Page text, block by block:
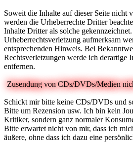
Soweit die Inhalte auf dieser Seite nicht
werden die Urheberrechte Dritter
Inhalte Dritter als solche
Urheberrechtsverletzung aufmerksam
entsprechenden Hinweis. Bei
Rechtsverletzungen werde ich derartige
entfernen.
Zusendung von CDs/DVDs/Medien
Schickt mir bitte keine CDs/DVDs und
Bitte um Rezension usw. Ich bin kein
Kritiker, sondern ganz normaler
Bitte erwartet nicht von mir, dass ich
äußere, ohne dass ich dazu eine